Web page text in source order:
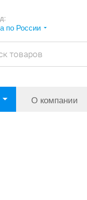
по России
О компании